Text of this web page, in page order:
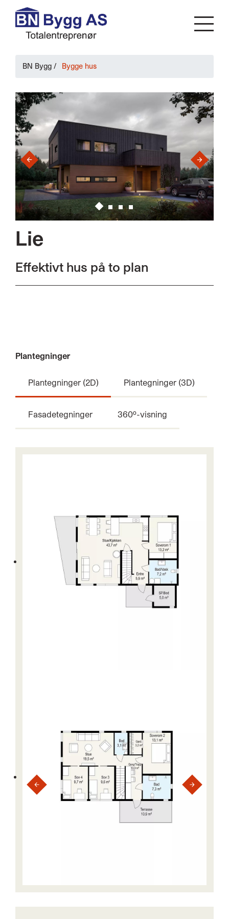
BN Bygg / Bygge hus
‹ ›
Lie
Effektivt hus på to plan
Plantegninger
Plantegninger (2D) Plantegninger (3D)
Fasadetegninger 360º-visning